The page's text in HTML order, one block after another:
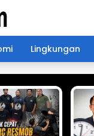
Lingkungan